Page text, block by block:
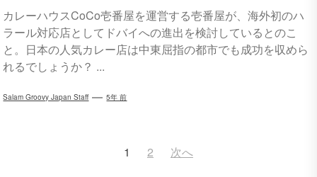
カレーハウスCoCo壱番屋を運営する壱番屋が、海外初のハ
ラール対応店としてドバイへの進出を検討しているとのこ
と。日本の人気カレー店は中東屈指の都市でも成功を収めら
れるでしょうか？ ...
Salam Groovy Japan Staff 5年 前
1 2 次へ